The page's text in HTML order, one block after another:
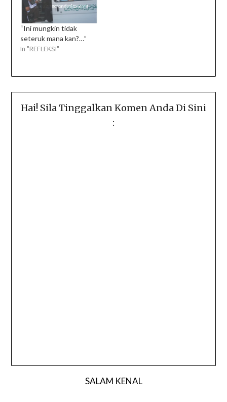
“Ini mungkin tidak
seteruk mana kan?…”
In "REFLEKSI"
Hai! Sila Tinggalkan Komen Anda Di Sini
:
SALAM KENAL